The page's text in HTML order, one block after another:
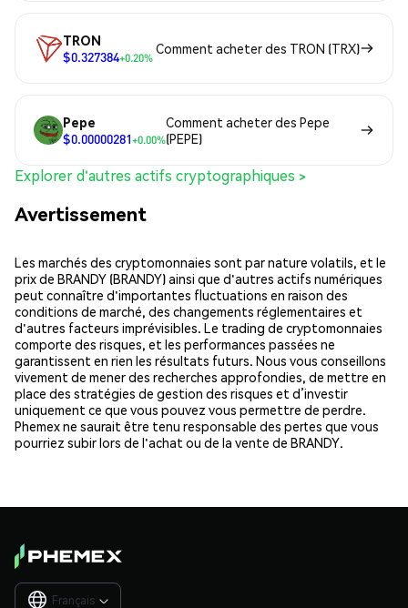
TRON
$0.327384+0.20%
Comment acheter des TRON (TRX)
Pepe
$0.00000281+0.00%
Comment acheter des Pepe
(PEPE)
Explorer d'autres actifs cryptographiques >
Avertissement
Les marchés des cryptomonnaies sont par nature volatils, et le
prix de BRANDY (BRANDY) ainsi que d'autres actifs numériques
peut connaître d'importantes fluctuations en raison des
conditions de marché, des changements réglementaires et
d'autres facteurs imprévisibles. Le trading de cryptomonnaies
comporte des risques, et les performances passées ne
garantissent en rien les résultats futurs. Nous vous conseillons
vivement de mener des recherches approfondies, de mettre en
place des stratégies de gestion des risques et d’investir
uniquement ce que vous pouvez vous permettre de perdre.
Phemex ne saurait être tenu responsable des pertes que vous
pourriez subir lors de l'achat ou de la vente de BRANDY.
Français 